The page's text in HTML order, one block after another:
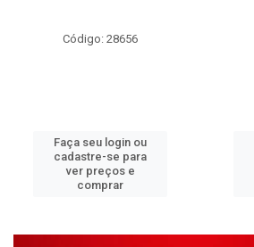
Código: 28656
Faça seu login ou
cadastre-se para
ver preços e
comprar